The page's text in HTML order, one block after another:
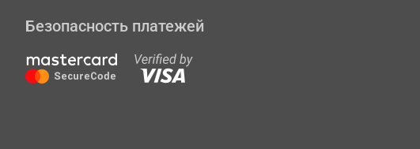
Безопасность платежей